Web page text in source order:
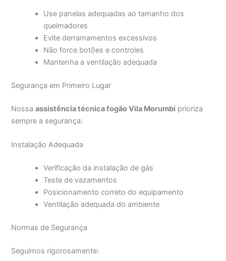
Use panelas adequadas ao tamanho dos
queimadores
Evite derramamentos excessivos
Não force botões e controles
Mantenha a ventilação adequada
Segurança em Primeiro Lugar
Nossaassistência técnica fogão Vila Morumbi prioriza
sempre a segurança:
Instalação Adequada
Verificação da instalação de gás
Teste de vazamentos
Posicionamento correto do equipamento
Ventilação adequada do ambiente
Normas de Segurança
Seguimos rigorosamente: